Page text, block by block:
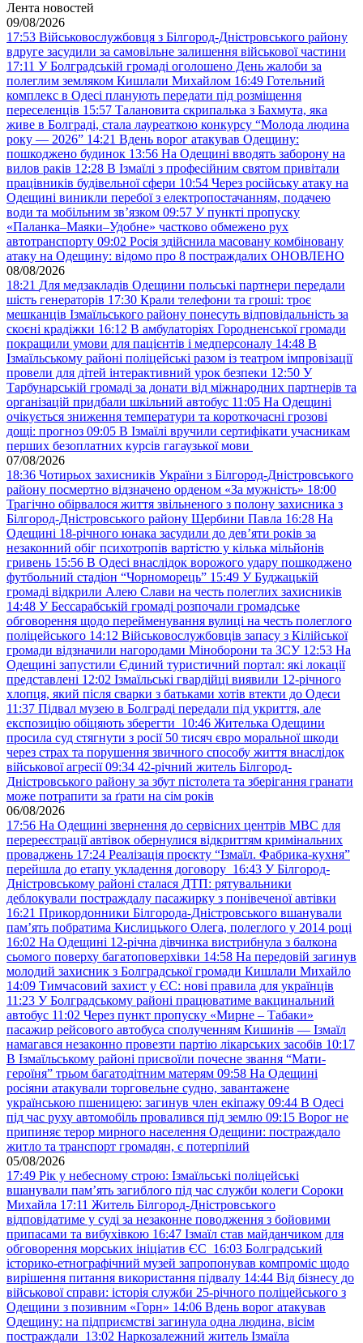
Лента новостей
09/08/2026
17:53 Військовослужбовця з Білгород-Дністровського району
вдруге засудили за самовільне залишення військової частини
17:11 У Болградській громаді оголошено День жалоби за
полеглим земляком Кишлали Михайлом 16:49 Готельний
комплекс в Одесі планують передати під розміщення
переселенців 15:57 Талановита скрипалька з Бахмута, яка
живе в Болграді, стала лауреаткою конкурсу “Молода людина
року — 2026” 14:21 Вдень ворог атакував Одещину:
пошкоджено будинок 13:56 На Одещині вводять заборону на
вилов раків 12:28 В Ізмаїлі з професійним святом привітали
працівників будівельної сфери 10:54 Через російську атаку на
Одещині виникли перебої з електропостачанням, подачею
води та мобільним звʼязком 09:57 У пункті пропуску
«Паланка–Маяки–Удобне» частково обмежено рух
автотранспорту 09:02 Росія здійснила масовану комбіновану
атаку на Одещину: відомо про 8 постраждалих ОНОВЛЕНО
08/08/2026
18:21 Для медзакладів Одещини польські партнери передали
шість генераторів 17:30 Крали телефони та гроші: троє
мешканців Ізмаїльського району понесуть відповідальність за
скоєні крадіжки 16:12 В амбулаторіях Городненської громади
покращили умови для пацієнтів і медперсоналу 14:48 В
Ізмаїльському районі поліцейські разом із театром імпровізації
провели для дітей інтерактивний урок безпеки 12:50 У
Тарбунарській громаді за донати від міжнародних партнерів та
організацій придбали шкільний автобус 11:05 На Одещині
очікується зниження температури та короткочасні грозові
дощі: прогноз 09:05 В Ізмаїлі вручили сертифікати учасникам
перших безоплатних курсів гагаузької мови
07/08/2026
18:36 Чотирьох захисників України з Білгород-Дністровського
району посмертно відзначено орденом «За мужність» 18:00
Трагічно обірвалося життя звільненого з полону захисника з
Білгород-Дністровського району Щербини Павла 16:28 На
Одещині 18-річного юнака засудили до дев’яти років за
незаконний обіг психотропів вартістю у кілька мільйонів
гривень 15:56 В Одесі внаслідок ворожого удару пошкоджено
футбольний стадіон “Чорноморець” 15:49 У Буджацькій
громаді відкрили Алею Слави на честь полеглих захисників
14:48 У Бессарабській громаді розпочали громадське
обговорення щодо перейменування вулиці на честь полеглого
поліцейського 14:12 Військовослужбовців запасу з Кілійської
громади відзначили нагородами Міноборони та ЗСУ 12:53 На
Одещині запустили Єдиний туристичний портал: які локації
представлені 12:02 Ізмаїльські гвардійці виявили 12-річного
хлопця, який після сварки з батьками хотів втекти до Одеси
11:37 Підвал музею в Болграді передали під укриття, але
експозицію обіцяють зберегти 10:46 Жителька Одещини
просила суд стягнути з росії 50 тисяч євро моральної шкоди
через страх та порушення звичного способу життя внаслідок
військової агресії 09:34 42-річний житель Білгород-
Дністровського району за збут пістолета та зберігання гранати
може потрапити за ґрати на сім років
06/08/2026
17:56 На Одещині звернення до сервісних центрів МВС для
перереєстрації автівок обернулися відкриттям кримінальних
проваджень 17:24 Реалізація проєкту “Ізмаїл. Фабрика-кухня”
перейшла до етапу укладення договору 16:43 У Білгород-
Дністровському районі сталася ДТП: рятувальники
деблокували постраждалу пасажирку з понівеченої автівки
16:21 Прикордонники Білгорода-Дністровського вшанували
пам’ять побратима Кислицького Олега, полеглого у 2014 році
16:02 На Одещині 12-річна дівчинка вистрибнула з балкона
сьомого поверху багатоповерхівки 14:58 На передовій загинув
молодий захисник з Болградської громади Кишлали Михайло
14:09 Тимчасовий захист у ЄС: нові правила для українців
11:23 У Болградському районі працюватиме вакцинальний
автобус 11:02 Через пункт пропуску «Мирне – Табаки»
пасажир рейсового автобуса сполученням Кишинів — Ізмаїл
намагався незаконно провезти партію лікарських засобів 10:17
В Ізмаїльському районі присвоїли почесне звання “Мати-
героїня” трьом багатодітним матерям 09:58 На Одещині
росіяни атакували торговельне судно, завантажене
українською пшеницею: загинув член екіпажу 09:44 В Одесі
під час руху автомобіль провалився під землю 09:15 Ворог не
припиняє терор мирного населення Одещини: постраждало
житло та транспорт громадян, є потерпілий
05/08/2026
17:49 Рік у небесному строю: Ізмаїльські поліцейські
вшанували пам’ять загиблого під час служби колеги Сороки
Михайла 17:11 Житель Білгород-Дністровського
відповідатиме у суді за незаконне поводження з бойовими
припасами та вибухівкою 16:47 Ізмаїл став майданчиком для
обговорення морських ініціатив ЄС 16:03 Болградський
історико-етнографічний музей запропонував компроміс щодо
вирішення питання використання підвалу 14:44 Від бізнесу до
військової справи: історія служби 25-річного поліцейського з
Одещини з позивним «Горн» 14:06 Вдень ворог атакував
Одещину: на підприємстві загинула одна людина, вісім
постраждали 13:02 Наркозалежний житель Ізмаїла